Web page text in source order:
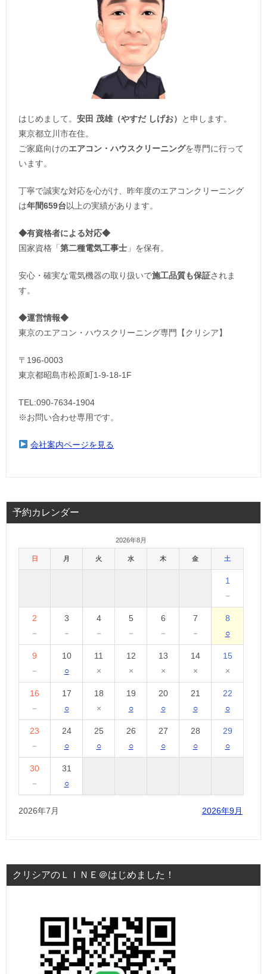
はじめまして。 安田 茂雄（やすだ しげお）
と申します。
東京都立川市在住。
ご家庭向けのエアコン・ハウスクリーニングを専門に行って
います。
丁寧で誠実な対応を心がけ、昨年度のエアコンクリーニング
は年間659台以上の実績があります。
◆有資格者による対応◆
国家資格「 第二種電気工事士 」を保有。
安心・確実な電気機器の取り扱いで施工品質も保証されま
す。
◆運営情報◆
東京のエアコン・ハウスクリーニング専門【クリシア】
〒196-0003
東京都昭島市松原町1-9‐18‐1F
TEL:090-7634-1904
※お問い合わせ専用です。
会社案内ページを見る
予約カレンダー
2026年8月
日 月 火 水 木 金 土
1
－
2
－
3
－
4
－
5
－
6
－
7
－
8
○
9
－
10
○
11
×
12
×
13
×
14
×
15
×
16
－
17
○
18
×
19
○
20
○
21
○
22
○
23
－
24
○
25
○
26
○
27
○
28
○
29
○
30
－
31
○
2026年7月 2026年9月
クリシアのＬＩＮＥ＠はじめました！